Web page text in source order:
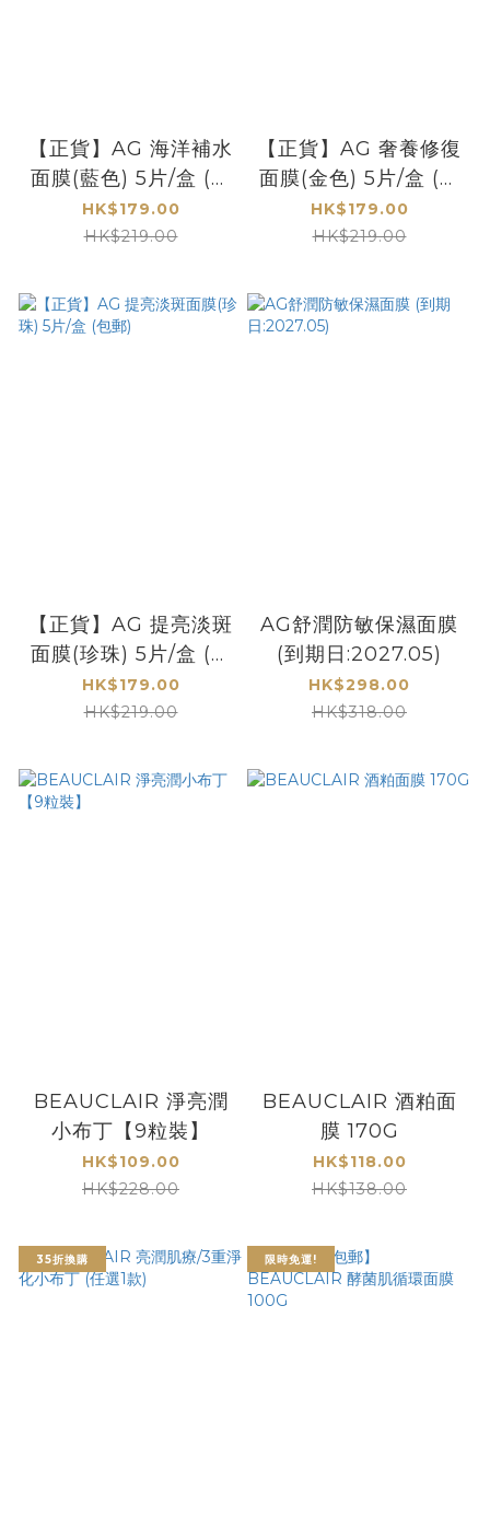
【正貨】AG 海洋補水
面膜(藍色) 5片/盒 (包
郵)
HK$179.00
HK$219.00
【正貨】AG 奢養修復
面膜(金色) 5片/盒 (包
郵)
HK$179.00
HK$219.00
【正貨】AG 提亮淡斑
面膜(珍珠) 5片/盒 (包
郵)
HK$179.00
HK$219.00
AG舒潤防敏保濕面膜
(到期日:2027.05)
HK$298.00
HK$318.00
BEAUCLAIR 淨亮潤
小布丁【9粒裝】
HK$109.00
HK$228.00
BEAUCLAIR 酒粕面
膜 170G
HK$118.00
HK$138.00
35折換購 限時免運!